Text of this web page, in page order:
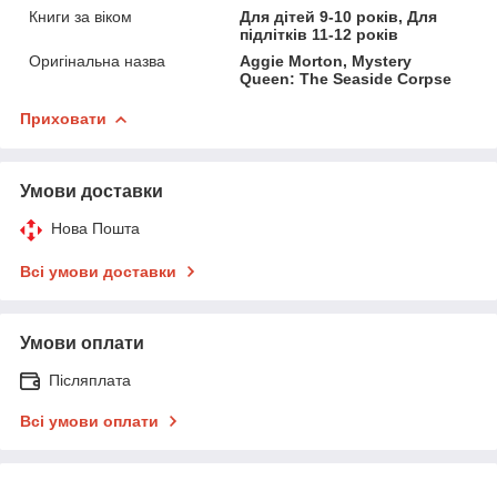
Книги за віком
Для дітей 9-10 років, Для
підлітків 11-12 років
Оригінальна назва
Aggie Morton, Mystery
Queen: The Seaside Corpse
Приховати
Умови доставки
Нова Пошта
Всі умови доставки
Умови оплати
Післяплата
Всі умови оплати